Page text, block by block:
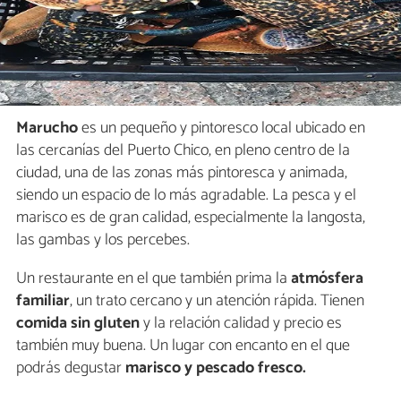
Maruchoes un pequeño y pintoresco local ubicado en
las cercanías del Puerto Chico, en pleno centro de la
ciudad, una de las zonas más pintoresca y animada,
siendo un espacio de lo más agradable. La pesca y el
marisco es de gran calidad, especialmente la langosta,
las gambas y los percebes.
Un restaurante en el que también prima laatmósfera
familiar, un trato cercano y un atención rápida. Tienen
comida sin gluteny la relación calidad y precio es
también muy buena. Un lugar con encanto en el que
podrás degustarmarisco y pescado fresco.